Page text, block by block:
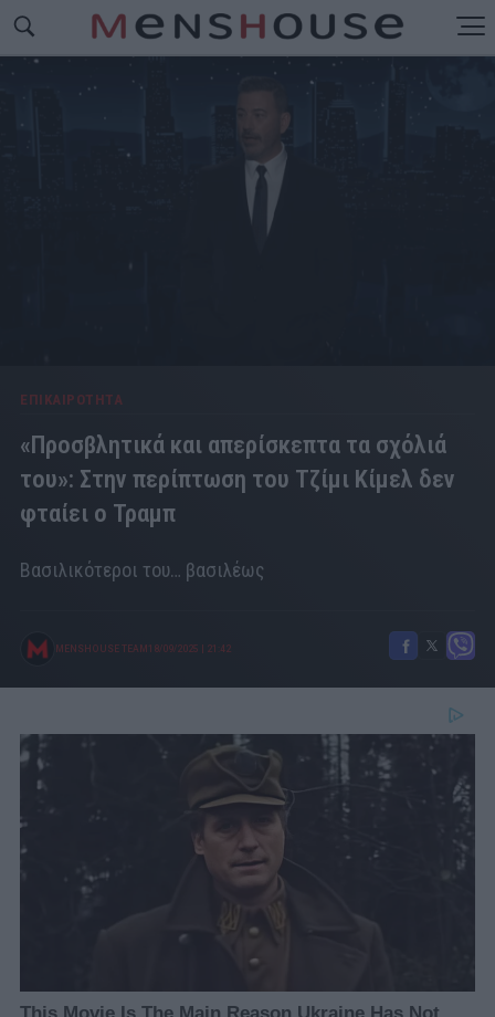
ΕΠΙΚΑΙΡΟΤΗΤΑ
«Προσβλητικά και απερίσκεπτα τα σχόλιά
του»: Στην περίπτωση του Τζίμι Κίμελ δεν
φταίει ο Τραμπ
Βασιλικότεροι του… βασιλέως
MENSHOUSE TEAM 18/09/2025 21:42